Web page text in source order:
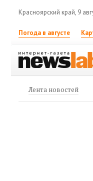
Красноярский край, 9
Погода в августе
Лента новостей